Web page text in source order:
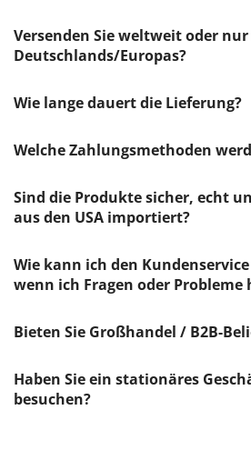
Versenden Sie weltweit oder
Deutschlands/Europas?
Wie lange dauert die Lieferung?
Welche Zahlungsmethoden
Sind die Produkte sicher, echt
aus den USA importiert?
Wie kann ich den
wenn ich Fragen oder Probleme
Bieten Sie Großhandel / B2B-
Haben Sie ein stationäres
besuchen?